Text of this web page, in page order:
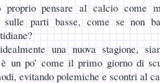
proprio pensare al calcio come
sulle parti basse, come se non
una nuova stagione,
un po’ come il primo giorno di
evitando polemiche e scontri al